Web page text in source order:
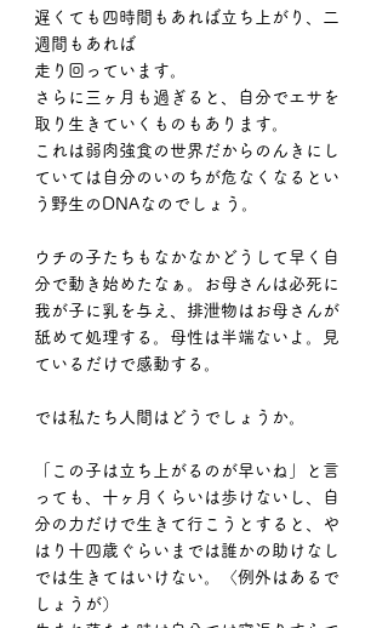
遅くても四時間もあれば立ち上がり、二
週間もあれば
走り回っています。
さらに三ヶ月も過ぎると、自分でエサを
取り生きていくものもあります。
これは弱肉強食の世界だからのんきにし
ていては自分のいのちが危なくなるとい
う野生のDNAなのでしょう。
ウチの子たちもなかなかどうして早く自
分で動き始めたなぁ。お母さんは必死に
我が子に乳を与え、排泄物はお母さんが
舐めて処理する。母性は半端ないよ。見
ているだけで感動する。
では私たち人間はどうでしょうか。
「この子は立ち上がるのが早いね」と言
っても、十ヶ月くらいは歩けないし、自
分の力だけで生きて行こうとすると、や
はり十四歳ぐらいまでは誰かの助けなし
では生きてはいけない。〈例外はあるで
しょうが）